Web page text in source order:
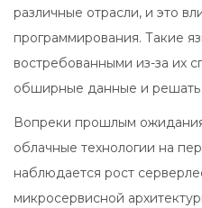
различные отрасли, и это
программирования. Такие
востребованными из-за их
обширные данные и решать
Вопреки прошлым
облачные технологии на
наблюдается рост
микросервисной